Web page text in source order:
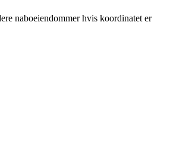
naboeiendommer hvis koordinatet er